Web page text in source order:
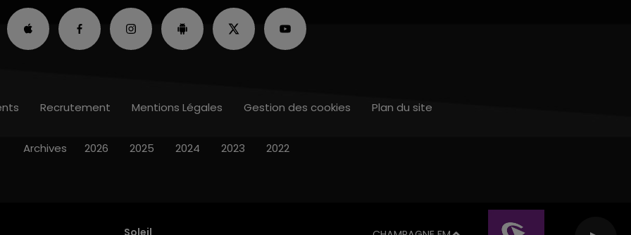
Soleil
Recrutement Mentions Légales Gestion des cookies Plan du site
Archives 2026 2025 2024 2023 2022